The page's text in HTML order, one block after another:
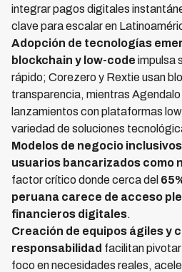
integrar pagos digitales
clave para escalar en
Adopción de tecnologías
blockchain y low-code impulsa
rápido; Corezero y Rextie usan
transparencia, mientras
lanzamientos con plataformas
variedad de soluciones
Modelos de negocio
usuarios bancarizados como
factor crítico donde cerca del
peruana carece de acceso
financieros digitales.
Creación de equipos ágiles y
responsabilidad facilitan pivotar
foco en necesidades reales,